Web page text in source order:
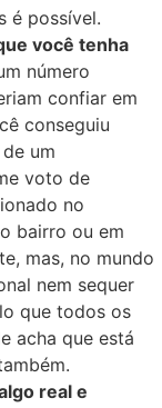
é possível.
você tenha
número
confiar em
conseguiu
um
voto de
no
bairro ou em
mas, no mundo
nem sequer
que todos os
acha que está
real e